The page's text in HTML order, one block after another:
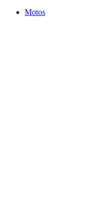
Motos